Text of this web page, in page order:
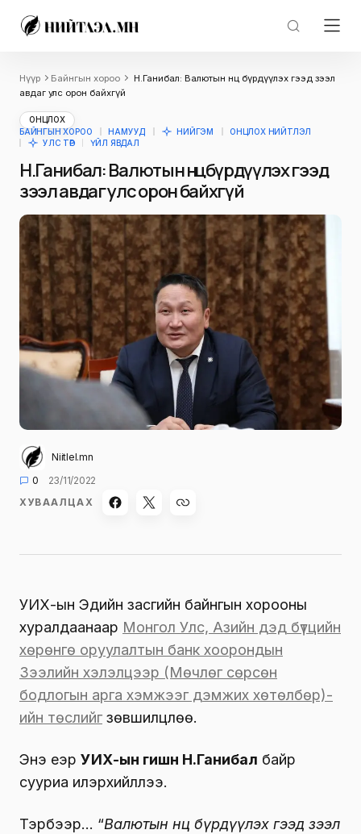
Нүүр Байнгын хороо
Н.Ганибал: Валютын нөөцөө бүрдүүлэх гээд зээл
авдаг улс орон байхгүй
ОНЦЛОХ
БАЙНГЫН ХОРОО
НАМУУД НИЙГЭМ
ОНЦЛОХ НИЙТЛЭЛ
УЛС ТӨР
ҮЙЛ ЯВДАЛ
Н.Ганибал: Валютын нөөцөө бүрдүүлэх гээд
зээл авдаг улс орон байхгүй
Niitlel.mn
0
23/11/2022
ХУВААЛЦАХ
УИХ-ын Эдийн засгийн байнгын хорооны
хуралдаанаар Монгол Улс, Азийн дэд бүтцийн
хөрөнгө оруулалтын банк хоорондын
Зээлийн хэлэлцээр (Мөчлөг сөрсөн
бодлогын арга хэмжээг дэмжих хөтөлбөр)-
ийн төслийг зөвшилцлөө.
Энэ үеэр УИХ-ын гишүүн Н.Ганибал байр
сууриа илэрхийллээ.
Тэрбээр… “Валютын нөөцөө бүрдүүлэх гээд зээл